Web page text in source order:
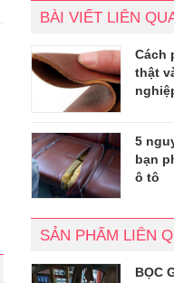
BÀI VIẾT LIÊN
Cách
thật
5
bạn
ô tô
SẢN PHẨM LIÊN
BỌC